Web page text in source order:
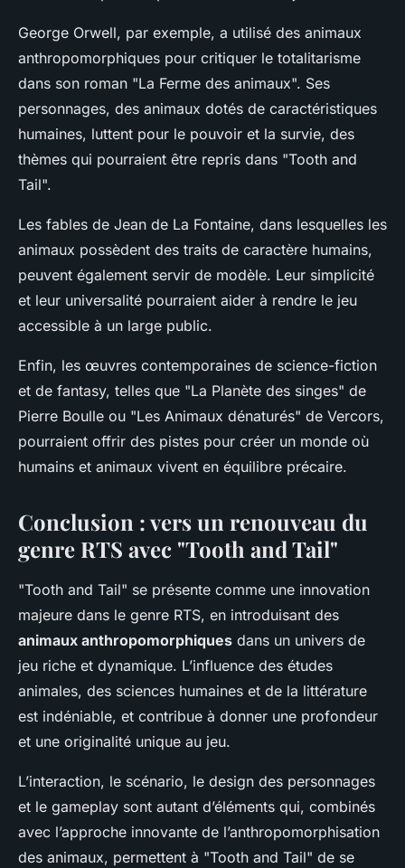
George Orwell, par exemple, a utilisé des animaux
anthropomorphiques pour critiquer le totalitarisme
dans son roman "La Ferme des animaux". Ses
personnages, des animaux dotés de caractéristiques
humaines, luttent pour le pouvoir et la survie, des
thèmes qui pourraient être repris dans "Tooth and
Tail".
Les fables de Jean de La Fontaine, dans lesquelles les
animaux possèdent des traits de caractère humains,
peuvent également servir de modèle. Leur simplicité
et leur universalité pourraient aider à rendre le jeu
accessible à un large public.
Enfin, les œuvres contemporaines de science-fiction
et de fantasy, telles que "La Planète des singes" de
Pierre Boulle ou "Les Animaux dénaturés" de Vercors,
pourraient offrir des pistes pour créer un monde où
humains et animaux vivent en équilibre précaire.
Conclusion : vers un renouveau du
genre RTS avec "Tooth and Tail"
"Tooth and Tail" se présente comme une innovation
majeure dans le genre RTS, en introduisant des
animaux anthropomorphiques dans un univers de
jeu riche et dynamique. L’influence des études
animales, des sciences humaines et de la littérature
est indéniable, et contribue à donner une profondeur
et une originalité unique au jeu.
L’interaction, le scénario, le design des personnages
et le gameplay sont autant d’éléments qui, combinés
avec l’approche innovante de l’anthropomorphisation
des animaux, permettent à "Tooth and Tail" de se